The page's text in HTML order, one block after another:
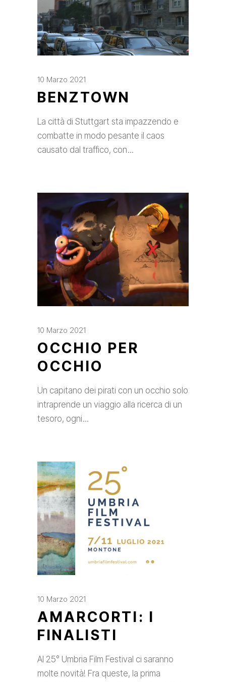
10 Marzo 2021
BENZTOWN
La città di Stuttgart sta impazzendo e
combatte in modo pesante il caos
causato dal traffico, con
10 Marzo 2021
OCCHIO PER
OCCHIO
Un capitano dei pirati con un occhio solo
intraprende un viaggio alla ricerca di un
tesoro, ogni
10 Marzo 2021
AMARCORTI: I
FINALISTI
Al 25° Umbria Film Festival ci saranno
molte novità! Fra queste, la prima